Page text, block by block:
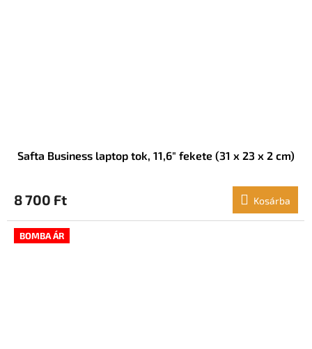
Safta Business laptop tok, 11,6" fekete (31 x 23 x 2 cm)
8 700 Ft Kosárba
BOMBA ÁR